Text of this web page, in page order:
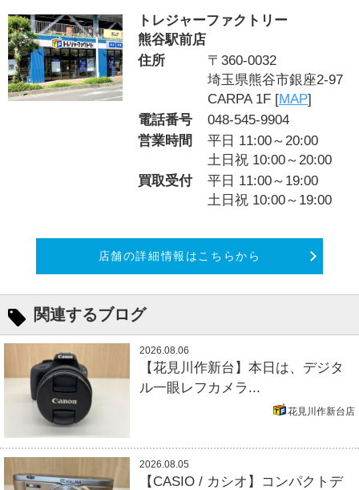
トレジャーファクトリー
熊谷駅前店
住所
〒360-0032
埼玉県熊谷市銀座2-97
CARPA 1F [MAP]
電話番号
048-545-9904
営業時間
平日 11:00～20:00
土日祝 10:00～20:00
買取受付
平日 11:00～19:00
土日祝 10:00～19:00
店舗の詳細情報はこちらから
関連するブログ
2026.08.06
【花見川作新台】本日は、デジタ
ル一眼レフカメラ...
花見川作新台店
2026.08.05
【CASIO / カシオ】コンパクトデ